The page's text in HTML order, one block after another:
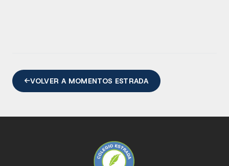
VOLVER A MOMENTOS ESTRADA